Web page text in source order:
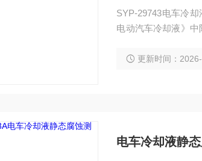
SYP-29743电车冷
电动汽车冷却液》
防腐、防冻及保温
更新时间：
电车冷却液静